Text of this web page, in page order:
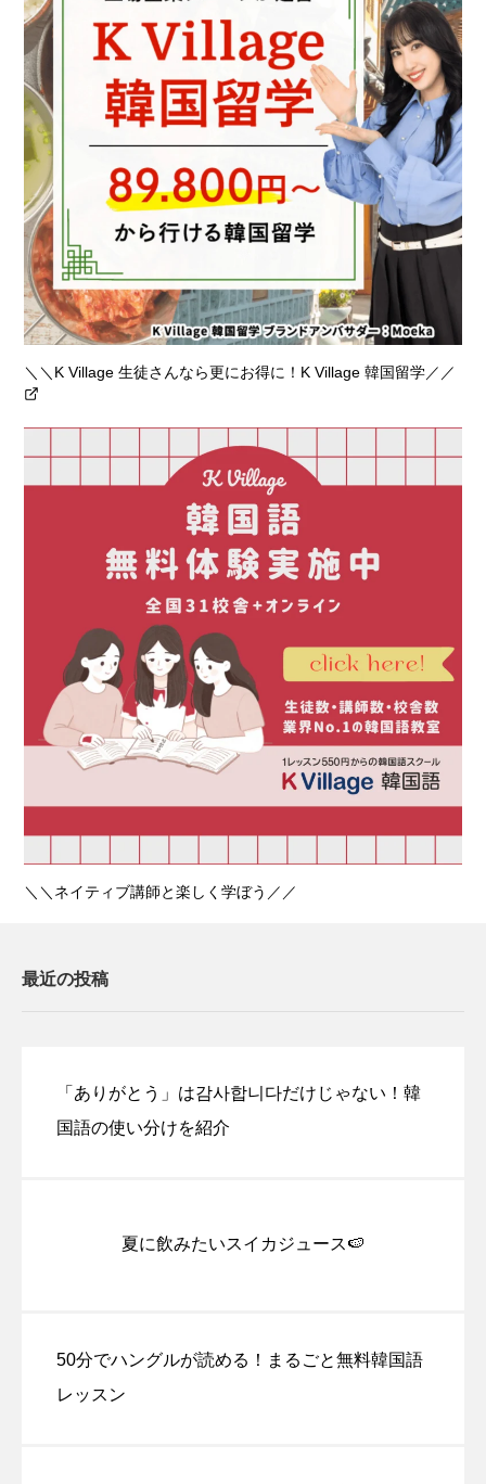
＼＼K Village 生徒さんなら更にお得に！K Village 韓国留学／／
＼＼ネイティブ講師と楽しく学ぼう／／
最近の投稿
「ありがとう」は감사합니다だけじゃない！韓
国語の使い分けを紹介
夏に飲みたいスイカジュース🍉
50分でハングルが読める！まるごと無料韓国語
レッスン